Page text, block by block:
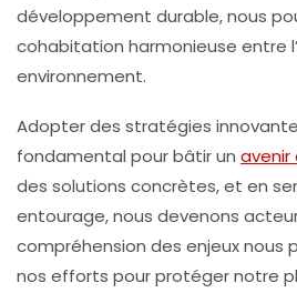
développement durable, nous
cohabitation harmonieuse entre
environnement.
Adopter des stratégies
fondamental pour bâtir un avenir
des solutions concrètes, et en
entourage, nous devenons
compréhension des enjeux nous
nos efforts pour protéger notre